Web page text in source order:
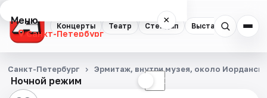
Концерты Театр Стендап Выставки
Меню ×
Санкт-Петербург
Концерты
Театр
Ночной режим ☾
Санкт-Петербург Эрмитаж, внутри музея, около